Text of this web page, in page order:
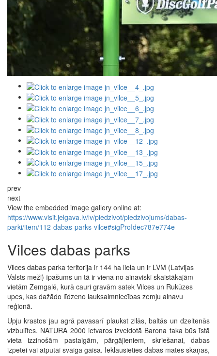
prev
next
View the embedded image gallery online at:
https://www.visit.jelgava.lv/lv/piedzivot/piedzivojums/dabas-
parki/item/112-dabas-parks-vilce#sigProIdec787e774e
Vilces dabas parks
Vilces dabas parka teritorija ir 144 ha liela un ir LVM (Latvijas
Valsts meži) īpašums un tā ir viena no ainaviski skaistākajām
vietām Zemgalē, kurā cauri gravām satek Vilces un Rukūzes
upes, kas dažādo līdzeno lauksaimniecības zemju ainavu
reģionā.
Upju krastos jau agrā pavasarī plaukst zilās, baltās un dzeltenās
vizbulītes. NATURA 2000 ietvaros izveidotā Barona taka būs īstā
vieta izzinošām pastaigām, pārgājieniem, skriešanai, dabas
izpētei vai atpūtai svaigā gaisā. Ieklausieties dabas mātes skaņās,